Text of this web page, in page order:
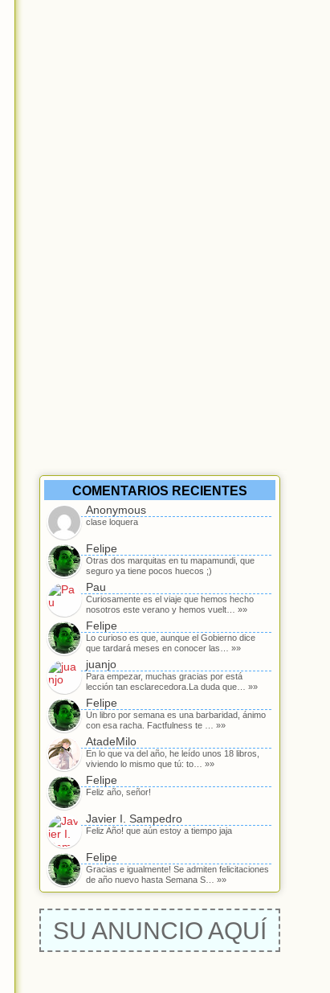
COMENTARIOS RECIENTES
Anonymous
clase loquera
Felipe
Otras dos marquitas en tu mapamundi, que
seguro ya tiene pocos huecos ;)
Pau
Curiosamente es el viaje que hemos hecho
nosotros este verano y hemos vuelt… »»
Felipe
Lo curioso es que, aunque el Gobierno dice
que tardará meses en conocer las… »»
juanjo
Para empezar, muchas gracias por está
lección tan esclarecedora.La duda que… »»
Felipe
Un libro por semana es una barbaridad, ánimo
con esa racha. Factfulness te … »»
AtadeMilo
En lo que va del año, he leído unos 18 libros,
viviendo lo mismo que tú: to… »»
Felipe
Feliz año, señor!
Javier I. Sampedro
Feliz Año! que aún estoy a tiempo jaja
Felipe
Gracias e igualmente! Se admiten felicitaciones
de año nuevo hasta Semana S… »»
SU ANUNCIO AQUÍ